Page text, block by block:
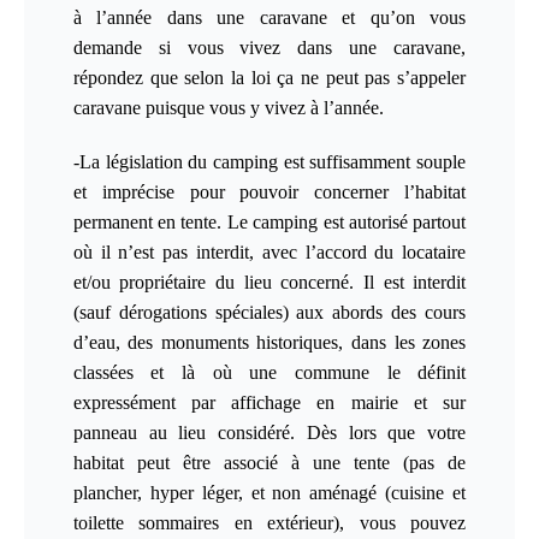
à l’année dans une caravane et qu’on vous
demande si vous vivez dans une caravane,
répondez que selon la loi ça ne peut pas s’appeler
caravane puisque vous y vivez à l’année.
-La législation du camping est suffisamment souple
et imprécise pour pouvoir concerner l’habitat
permanent en tente. Le camping est autorisé partout
où il n’est pas interdit, avec l’accord du locataire
et/ou propriétaire du lieu concerné. Il est interdit
(sauf dérogations spéciales) aux abords des cours
d’eau, des monuments historiques, dans les zones
classées et là où une commune le définit
expressément par affichage en mairie et sur
panneau au lieu considéré. Dès lors que votre
habitat peut être associé à une tente (pas de
plancher, hyper léger, et non aménagé (cuisine et
toilette sommaires en extérieur), vous pouvez